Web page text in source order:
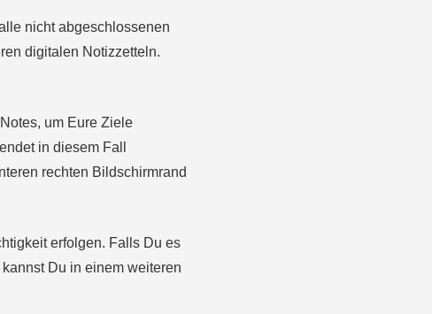
nicht abgeschlossenen
digitalen Notizzetteln.
um Eure Ziele
in diesem Fall
rechten Bildschirmrand
erfolgen. Falls Du es
Du in einem weiteren